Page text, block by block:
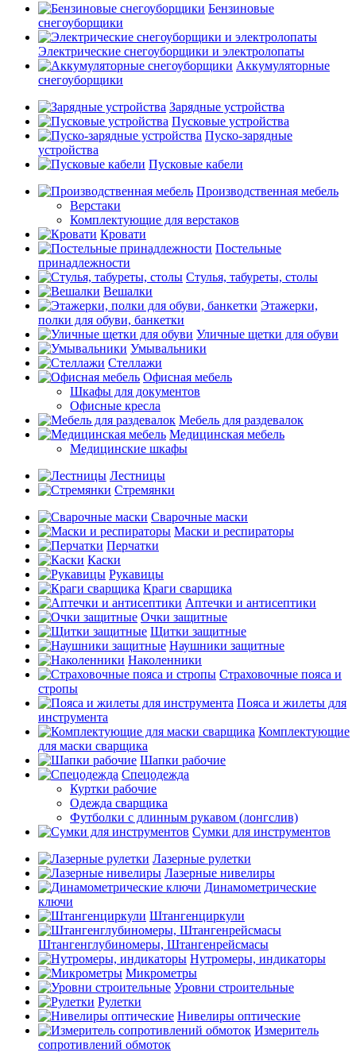
Бензиновые
снегоуборщики
Электрические снегоуборщики и электролопаты
Аккумуляторные
снегоуборщики
Зарядные устройства
Пусковые устройства
Пуско-зарядные
устройства
Пусковые кабели
Производственная мебель
Верстаки
Комплектующие для верстаков
Кровати
Постельные
принадлежности
Стулья, табуреты, столы
Вешалки
Этажерки,
полки для обуви, банкетки
Уличные щетки для обуви
Умывальники
Стеллажи
Офисная мебель
Шкафы для документов
Офисные кресла
Мебель для раздевалок
Медицинская мебель
Медицинские шкафы
Лестницы
Стремянки
Сварочные маски
Маски и респираторы
Перчатки
Каски
Рукавицы
Краги сварщика
Аптечки и антисептики
Очки защитные
Щитки защитные
Наушники защитные
Наколенники
Страховочные пояса и
стропы
Пояса и жилеты для
инструмента
Комплектующие
для маски сварщика
Шапки рабочие
Спецодежда
Куртки рабочие
Одежда сварщика
Футболки с длинным рукавом (лонгслив)
Сумки для инструментов
Лазерные рулетки
Лазерные нивелиры
Динамометрические
ключи
Штангенциркули
Штангенглубиномеры, Штангенрейсмасы
Нутромеры, индикаторы
Микрометры
Уровни строительные
Рулетки
Нивелиры оптические
Измеритель
сопротивлений обмоток